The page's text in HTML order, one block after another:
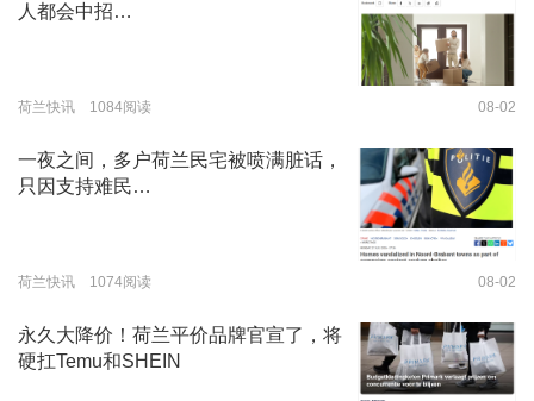
人都会中招…
荷兰快讯 1084阅读 08-02
一夜之间，多户荷兰民宅被喷满脏话，
只因支持难民…
荷兰快讯 1074阅读 08-02
永久大降价！荷兰平价品牌官宣了，将
硬扛Temu和SHEIN